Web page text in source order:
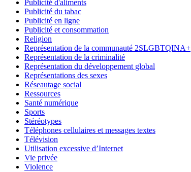
Publicité d'aliments
Publicité du tabac
Publicité en ligne
Publicité et consommation
Religion
Représentation de la communauté 2SLGBTQINA+
Représentation de la criminalité
Représentation du développement global
Représentations des sexes
Réseautage social
Ressources
Santé numérique
Sports
Stéréotypes
Téléphones cellulaires et messages textes
Télévision
Utilisation excessive d’Internet
Vie privée
Violence